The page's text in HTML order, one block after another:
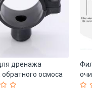
дренажа
осмоса
(арт. 25-